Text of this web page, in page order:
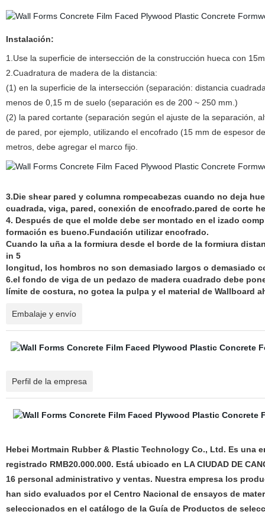
Instalación:
1.Use la superficie de intersección de la construcción hueca con
2.Cuadratura de madera de la distancia:
(1) en la superficie de la intersección (separación: distancia
menos de 0,15 m de suelo (separación es de 200 ~ 250 mm.)
(2) la pared cortante (separación según el ajuste de la separación,
de pared, por ejemplo, utilizando el encofrado (15 mm de espesor
metros, debe agregar el marco fijo.
3.Die shear pared y columna rompecabezas cuando no deja
cuadrada, viga, pared, conexión de encofrado.pared de corte
4. Después de que el molde debe ser montado en el izado
formación es bueno.Fundación utilizar encofrado.
Cuando la uña a la formiura desde el borde de la formiura
in 5
longitud, los hombros no son demasiado largos o demasiado
6.el fondo de viga de un pedazo de madera cuadrado debe
límite de costura, no gotea la pulpa y el material de Wallboard
Embalaje y envío
Perfil de la empresa
Hebei Mortmain Rubber & Plastic Technology Co., Ltd. Es
registrado RMB20.000.000. Está ubicado en LA CIUDAD DE
16 personal administrativo y ventas. Nuestra empresa los
han sido evaluados por el Centro Nacional de ensayos de
seleccionados en el catálogo de la Guía de Productos de